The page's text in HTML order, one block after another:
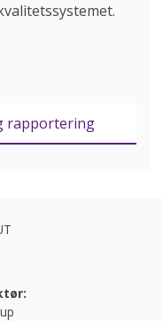
rapportering